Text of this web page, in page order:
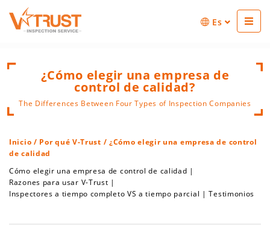
Es
¿Cómo elegir una empresa de
control de calidad?
The Differences Between Four Types of Inspection Companies
Inicio / Por qué V-Trust / ¿Cómo elegir una empresa de control
de calidad
Cómo elegir una empresa de control de calidad |
Razones para usar V-Trust |
Inspectores a tiempo completo VS a tiempo parcial |Testimonios